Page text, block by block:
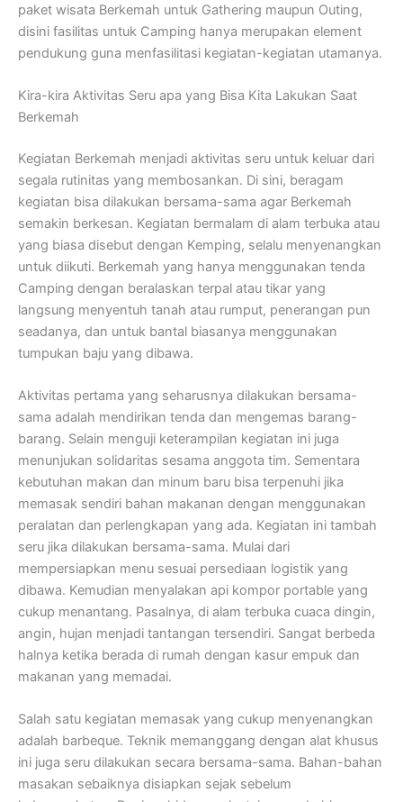
paket wisata Berkemah untuk Gathering maupun Outing,
disini fasilitas untuk Camping hanya merupakan element
pendukung guna menfasilitasi kegiatan-kegiatan utamanya.
Kira-kira Aktivitas Seru apa yang Bisa Kita Lakukan Saat
Berkemah
Kegiatan Berkemah menjadi aktivitas seru untuk keluar dari
segala rutinitas yang membosankan. Di sini, beragam
kegiatan bisa dilakukan bersama-sama agar Berkemah
semakin berkesan. Kegiatan bermalam di alam terbuka atau
yang biasa disebut dengan Kemping, selalu menyenangkan
untuk diikuti. Berkemah yang hanya menggunakan tenda
Camping dengan beralaskan terpal atau tikar yang
langsung menyentuh tanah atau rumput, penerangan pun
seadanya, dan untuk bantal biasanya menggunakan
tumpukan baju yang dibawa.
Aktivitas pertama yang seharusnya dilakukan bersama-
sama adalah mendirikan tenda dan mengemas barang-
barang. Selain menguji keterampilan kegiatan ini juga
menunjukan solidaritas sesama anggota tim. Sementara
kebutuhan makan dan minum baru bisa terpenuhi jika
memasak sendiri bahan makanan dengan menggunakan
peralatan dan perlengkapan yang ada. Kegiatan ini tambah
seru jika dilakukan bersama-sama. Mulai dari
mempersiapkan menu sesuai persediaan logistik yang
dibawa. Kemudian menyalakan api kompor portable yang
cukup menantang. Pasalnya, di alam terbuka cuaca dingin,
angin, hujan menjadi tantangan tersendiri. Sangat berbeda
halnya ketika berada di rumah dengan kasur empuk dan
makanan yang memadai.
Salah satu kegiatan memasak yang cukup menyenangkan
adalah barbeque. Teknik memanggang dengan alat khusus
ini juga seru dilakukan secara bersama-sama. Bahan-bahan
masakan sebaiknya disiapkan sejak sebelum